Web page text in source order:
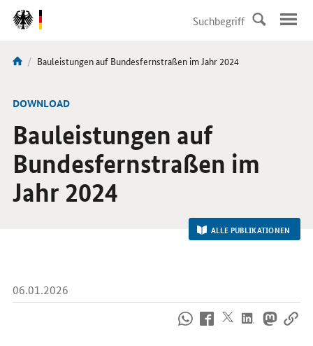
DirektZu:
Navigation
Sie
hier:
Aktuelle
Bauleistungen auf Bundesfernstraßen im Jahr 2024
DOWNLOAD
Bauleistungen auf
Bundesfernstraßen im
Jahr 2024
ALLE PUBLIKATIONEN
06.01.2026